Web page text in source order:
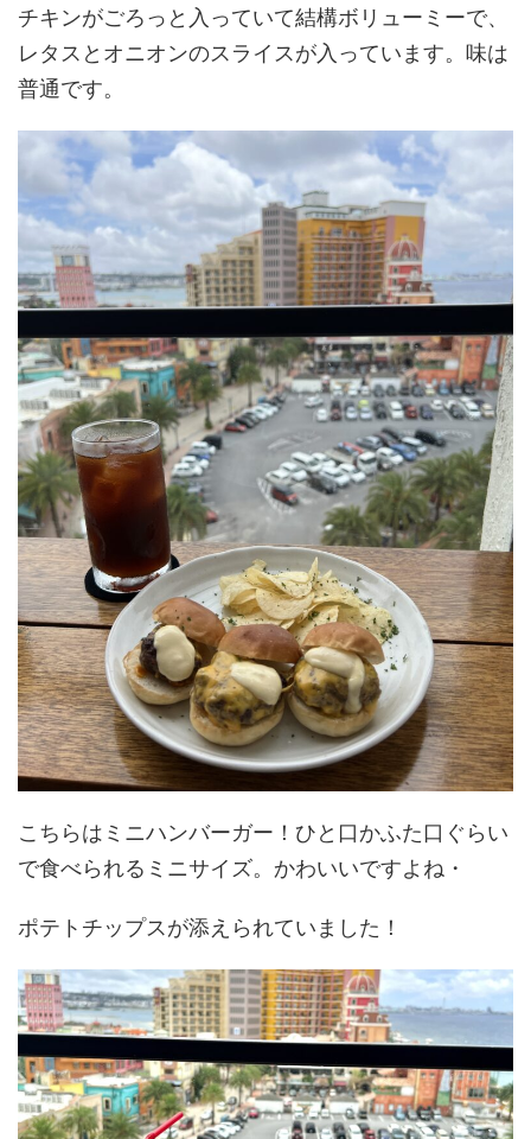
チキンがごろっと入っていて結構ボリューミーで、
レタスとオニオンのスライスが入っています。味は
普通です。
こちらはミニハンバーガー！ひと口かふた口ぐらい
で食べられるミニサイズ。かわいいですよね・
ポテトチップスが添えられていました！